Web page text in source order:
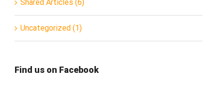
Shared Articles (6)
Uncategorized (1)
Find us on Facebook